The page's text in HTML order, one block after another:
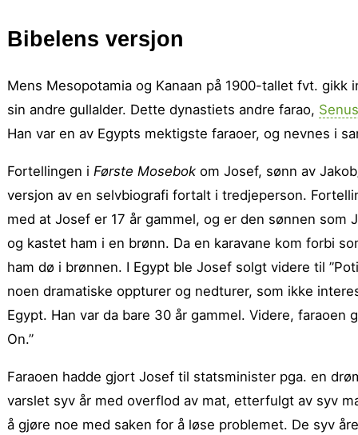
Bibelens versjon
Mens Mesopotamia og Kanaan på 1900-tallet fvt.
sin andre gullalder. Dette dynastiets andre farao,
Han var en av Egypts mektigste faraoer, og nevnes i
Fortellingen i Første Mosebok om Josef, sønn av
versjon av en selvbiografi fortalt i tredjeperson.
med at Josef er 17 år gammel, og er den sønnen som
og kastet ham i en brønn. Da en karavane kom forbi
ham dø i brønnen. I Egypt ble Josef solgt videre til
noen dramatiske oppturer og nedturer, som ikke
Egypt. Han var da bare 30 år gammel. Videre,
On.”
Faraoen hadde gjort Josef til statsminister pga. en
varslet syv år med overflod av mat, etterfulgt av syv
å gjøre noe med saken for å løse problemet. De syv